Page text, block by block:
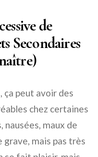
de
Secondaires
peut avoir des
chez certaines
nausées, maux de
mais pas très